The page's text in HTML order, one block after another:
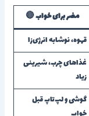
مضر برای خواب 🔴
قهوه، نوشابه انرژی‌زا
غذاهای چرب، شیرینی
زیاد
گوشی و لپ‌تاپ قبل